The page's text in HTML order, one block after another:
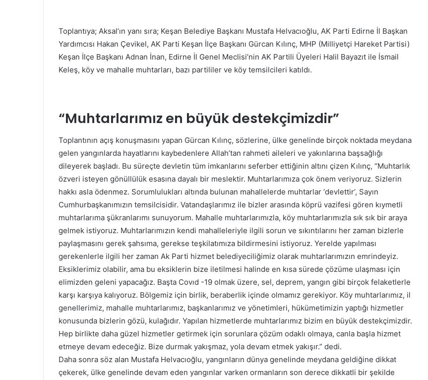
Toplantıya; Aksal’ın yanı sıra; Keşan Belediye Başkanı Mustafa Helvacıoğlu, AK Parti Edirne İl Başkan
Yardımcısı Hakan Çevikel, AK Parti Keşan İlçe Başkanı Gürcan Kılınç, MHP (Milliyetçi Hareket Partisi)
Keşan İlçe Başkanı Adnan İnan, Edirne İl Genel Meclisi’nin AK Partili Üyeleri Halil Bayazıt ile İsmail
Keleş, köy ve mahalle muhtarları, bazı partililer ve köy temsilcileri katıldı.
“Muhtarlarımız en büyük destekçimizdir”
Toplantının açış konuşmasını yapan Gürcan Kılınç, sözlerine, ülke genelinde birçok noktada meydana
gelen yangınlarda hayatlarını kaybedenlere Allah’tan rahmeti aileleri ve yakınlarına başsağlığı
dileyerek başladı. Bu süreçte devletin tüm imkanlarını seferber ettiğinin altını çizen Kılınç, “Muhtarlık
özveri isteyen gönüllülük esasına dayalı bir meslektir. Muhtarlarımıza çok önem veriyoruz. Sizlerin
hakkı asla ödenmez. Sorumlulukları altında bulunan mahallelerde muhtarlar ‘devlettir’, Sayın
Cumhurbaşkanımızın temsilcisidir. Vatandaşlarımız ile bizler arasında köprü vazifesi gören kıymetli
muhtarlarıma şükranlarımı sunuyorum. Mahalle muhtarlarımızla, köy muhtarlarımızla sık sık bir araya
gelmek istiyoruz. Muhtarlarımızın kendi mahalleleriyle ilgili sorun ve sıkıntılarını her zaman bizlerle
paylaşmasını gerek şahsıma, gerekse teşkilatımıza bildirmesini istiyoruz. Yerelde yapılması
gerekenlerle ilgili her zaman Ak Parti hizmet belediyeciliğimiz olarak muhtarlarımızın emrindeyiz.
Eksiklerimiz olabilir, ama bu eksiklerin bize iletilmesi halinde en kısa sürede çözüme ulaşması için
elimizden geleni yapacağız. Başta Covıd -19 olmak üzere, sel, deprem, yangın gibi birçok felaketlerle
karşı karşıya kalıyoruz. Bölgemiz için birlik, beraberlik içinde olmamız gerekiyor. Köy muhtarlarımız, il
genellerimiz, mahalle muhtarlarımız, başkanlarımız ve yönetimleri, hükümetimizin yaptığı hizmetler
konusunda bizlerin gözü, kulağıdır. Yapılan hizmetlerde muhtarlarımız bizim en büyük destekçimizdir.
Hep birlikte daha güzel hizmetler getirmek için sorunlara çözüm odaklı olmaya, canla başla hizmet
etmeye devam edeceğiz. Bize durmak yakışmaz, yola devam etmek yakışır.” dedi.
Daha sonra söz alan Mustafa Helvacıoğlu, yangınların dünya genelinde meydana geldiğine dikkat
çekerek, ülke genelinde devam eden yangınlar varken ormanların son derece dikkatli bir şekilde